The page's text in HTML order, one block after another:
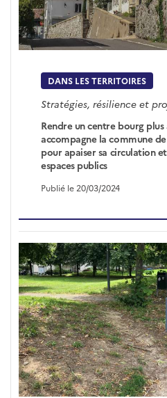
DANS LES TERRITOIRES
Stratégies, résilience et
Rendre un centre bourg
accompagne la commune
pour apaiser sa circulation
espaces publics
Publié le 20/03/2024